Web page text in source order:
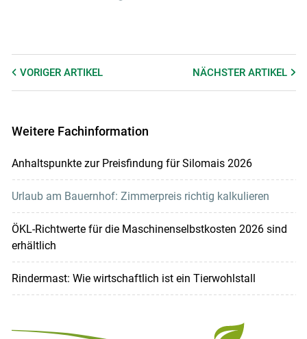
VORIGER ARTIKEL NÄCHSTERARTIKEL
Weitere Fachinformation
Anhaltspunkte zur Preisfindung für Silomais 2026
Urlaub am Bauernhof: Zimmerpreis richtig kalkulieren
ÖKL-Richtwerte für die Maschinenselbstkosten 2026 sind
erhältlich
Rindermast: Wie wirtschaftlich ist ein Tierwohlstall